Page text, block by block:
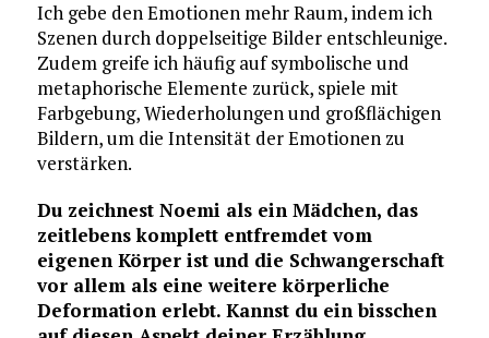
Ich gebe den Emotionen mehr Raum, indem ich
Szenen durch doppelseitige Bilder entschleunige.
Zudem greife ich häufig auf symbolische und
metaphorische Elemente zurück, spiele mit
Farbgebung, Wiederholungen und großflächigen
Bildern, um die Intensität der Emotionen zu
verstärken.
Du zeichnest Noemi als ein Mädchen, das
zeitlebens komplett entfremdet vom
eigenen Körper ist und die Schwangerschaft
vor allem als eine weitere körperliche
Deformation erlebt. Kannst du ein bisschen